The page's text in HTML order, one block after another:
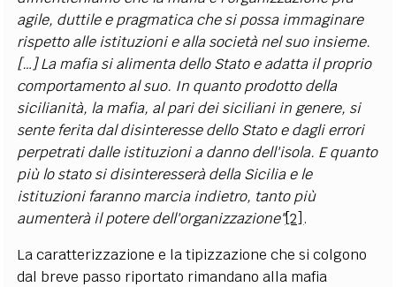
agile, duttile e pragmatica che si possa immaginare
rispetto alle istituzioni e alla società nel suo insieme.
[…] La mafia si alimenta dello Stato e adatta il proprio
comportamento al suo. In quanto prodotto della
sicilianità, la mafia, al pari dei siciliani in genere, si
sente ferita dal disinteresse dello Stato e dagli errori
perpetrati dalle istituzioni a danno dell'isola. E quanto
più lo stato si disinteresserà della Sicilia e le
istituzioni faranno marcia indietro, tanto più
aumenterà il potere dell'organizzazione"[2] .
La caratterizzazione e la tipizzazione che si colgono
dal breve passo riportato rimandano alla mafia